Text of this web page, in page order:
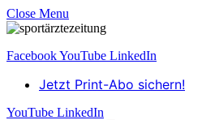
Close Menu
FacebookYouTube LinkedIn
Jetzt Print-Abo sichern!
YouTube LinkedIn